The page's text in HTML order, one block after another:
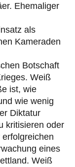
Ehemaliger
als
Kameraden
Botschaft
Weiß
ist, wie
wie wenig
Diktatur
kritisieren oder
eines
Weiß